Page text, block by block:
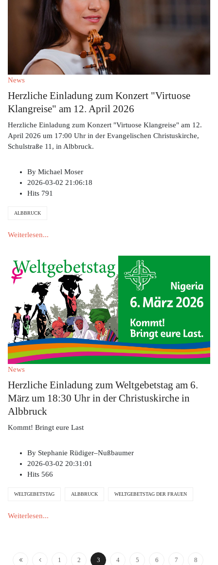
News
Herzliche Einladung zum Konzert "Virtuose
Klangreise" am 12. April 2026
Herzliche Einladung zum Konzert "Virtuose Klangreise" am 12.
April 2026 um 17:00 Uhr in der Evangelischen Christuskirche,
Schulstraße 11, in Albbruck.
By Michael Moser
2026-03-02 21:06:18
Hits 791
ALBBRUCK
Weiterlesen...
News
Herzliche Einladung zum Weltgebetstag am 6.
März um 18:30 Uhr in der Christuskirche in
Albbruck
Kommt! Bringt eure Last
By Stephanie Rüdiger–Nußbaumer
2026-03-02 20:31:01
Hits 566
WELTGEBETSTAG ALBBRUCK WELTGEBETSTAG DER FRAUEN
Weiterlesen...
1 2 3 4 5 6 7 8